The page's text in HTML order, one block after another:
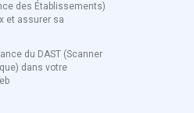
des Établissements)
et assurer sa
du DAST (Scanner
dans votre